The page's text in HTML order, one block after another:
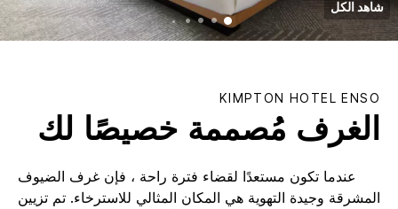
شاهد الكل
KIMPTON HOTEL ENSO
الغرف مُصممة خصيصًا لك
عندما تكون مستعدًا لقضاء فترة راحة ، فإن غرف الضيوف
المشرقة وجيدة التهوية هي المكان المثالي للاسترخاء. تم تزيين